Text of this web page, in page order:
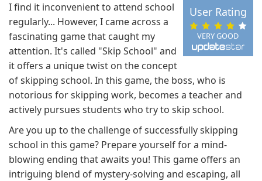
VERY GOOD
User Rating
I find it inconvenient to attend school
regularly... However, I came across a
fascinating game that caught my
attention. It's called "Skip School" and
it offers a unique twist on the concept
of skipping school. In this game, the boss, who is
notorious for skipping work, becomes a teacher and
actively pursues students who try to skip school.
Are you up to the challenge of successfully skipping
school in this game? Prepare yourself for a mind-
blowing ending that awaits you! This game offers an
intriguing blend of mystery-solving and escaping, all